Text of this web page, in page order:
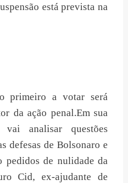
está prevista na
primeiro a votar será
da ação penal.Em sua
vai analisar questões
defesas de Bolsonaro e
pedidos de nulidade da
Cid, ex-ajudante de